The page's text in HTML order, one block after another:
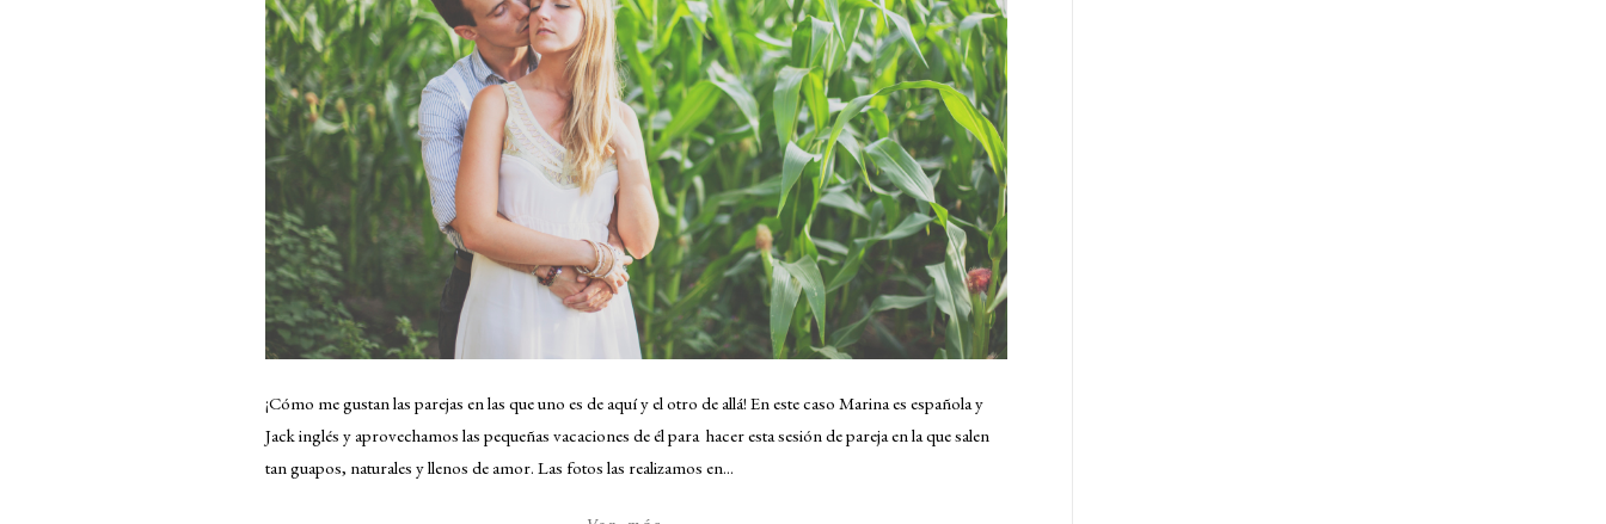
¡Cómo me gustan las parejas en las que uno es de aquí y el otro de allá! En este caso Marina es española y
Jack inglés y aprovechamos las pequeñas vacaciones de él para hacer esta sesión de pareja en la que salen
tan guapos, naturales y llenos de amor. Las fotos las realizamos en...